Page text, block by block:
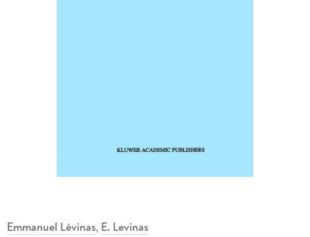
Emmanuel Lévinas, E. Levinas